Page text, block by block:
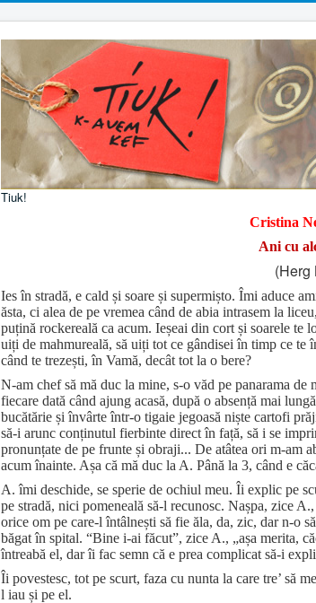
Tiuk!
Cristina
Ani cu
(Herg
Ies în stradă, e cald și soare și supermișto. Îmi aduce
ăsta, ci alea de pe vremea când de abia intrasem la
puțină rockereală ca acum. Ieșeai din cort și soarele te
uiți de mahmureală, să uiți tot ce gândisei în timp ce te
când te trezești, în Vamă, decât tot la o bere?
N-am chef să mă duc la mine, s-o văd pe panarama
fiecare dată când ajung acasă, după o absență mai
bucătărie și învârte într-o tigaie jegoasă niște cartofi
să-i arunc conținutul fierbinte direct în față, să i se
pronunțate de pe frunte și obraji... De atâtea ori m-am
acum înainte. Așa că mă duc la A. Până la 3, când e
A. îmi deschide, se sperie de ochiul meu. Îi explic pe
pe stradă, nici pomeneală să-l recunosc. Nașpa, zice
orice om pe care-l întâlnești să fie ăla, da, zic, dar n-o
băgat în spital. “Bine i-ai făcut”, zice A., „așa merita,
întreabă el, dar îi fac semn că e prea complicat să-i
Îi povestesc, tot pe scurt, faza cu nunta la care tre’ să
l iau și pe el.